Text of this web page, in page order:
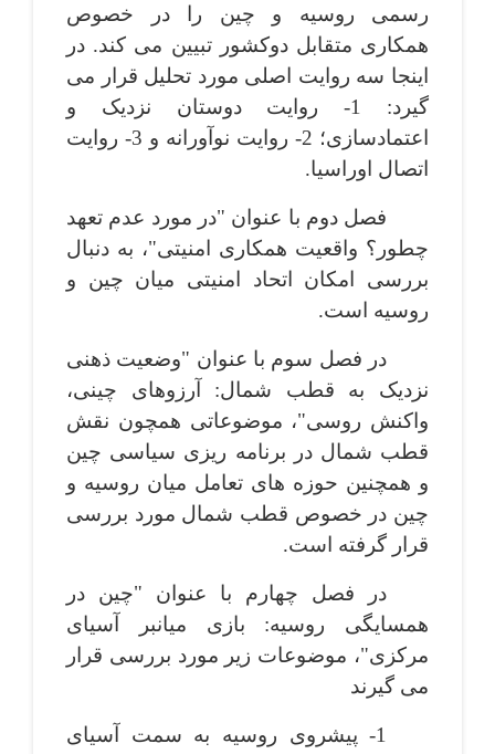
رسمی روسیه و چین را در خصوص
همکاری متقابل دوکشور تبیین می ­کند. در
اینجا سه روایت اصلی مورد تحلیل قرار می
­گیرد: 1- روایت دوستان نزدیک و
اعتمادسازی؛ 2- روایت نوآورانه و 3- روایت
اتصال اوراسیا.
فصل دوم با عنوان "در مورد عدم تعهد
چطور؟ واقعیت همکاری امنیتی"، به دنبال
بررسی امکان اتحاد امنیتی میان چین و
روسیه است.
در فصل سوم با عنوان "وضعیت ذهنی
نزدیک به قطب شمال: آرزوهای چینی،
واکنش روسی"، موضوعاتی همچون نقش
قطب شمال در برنامه ­ریزی سیاسی چین
و همچنین حوزه ­های تعامل میان روسیه و
چین در خصوص قطب شمال مورد بررسی
قرار گرفته ­است.
در فصل چهارم با عنوان "چین در
همسایگی روسیه: بازی میان­بر آسیای
مرکزی"، موضوعات زیر مورد بررسی قرار
می­ گیرند
1- پیشروی روسیه به سمت آسیای